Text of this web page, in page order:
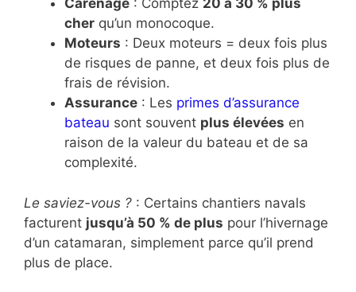
Carénage : Comptez 20 à 30 % plus
cher qu’un monocoque.
Moteurs : Deux moteurs = deux fois plus
de risques de panne, et deux fois plus de
frais de révision.
Assurance : Les primes d’assurance
bateau sont souvent plus élevées en
raison de la valeur du bateau et de sa
complexité.
Le saviez-vous ? : Certains chantiers navals
facturent jusqu’à 50 % de plus pour l’hivernage
d’un catamaran, simplement parce qu’il prend
plus de place.